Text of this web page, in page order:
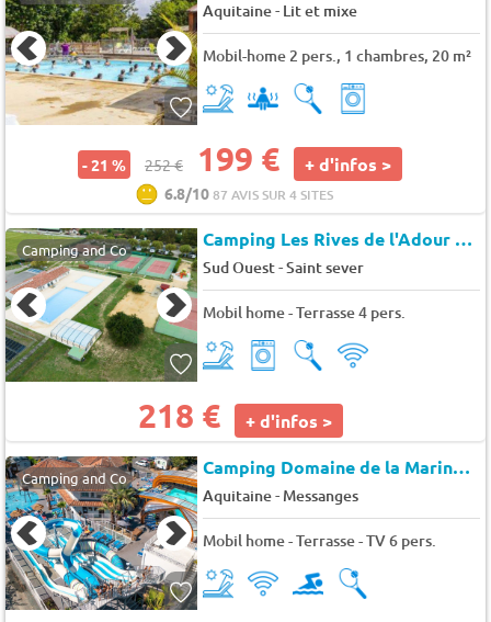
Aquitaine- Lit et mixe
Mobil-home 2 pers., 1 chambres, 20 m²
- 21 % 252 € 199 € + d'infos >
6.8/1087 AVIS SUR 4 SITES
Camping and Co Camping Les Rives de l'Adour Bel Air Village
Sud Ouest-Saint sever
Mobil home - Terrasse 4 pers.
218 € + d'infos >
Camping and Co Camping Domaine de la Marina
Aquitaine- Messanges
Mobil home - Terrasse - TV 6 pers.